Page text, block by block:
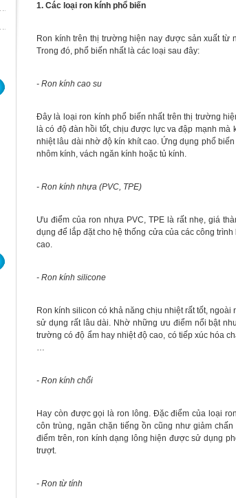
1. Các loại ron kính phổ biến
Ron kính trên thị trường hiện nay được sản xuất từ
Trong đó, phổ biến nhất là các loại sau đây:
- Ron kính cao su
Đây là loại ron kính phổ biến nhất trên thị trường
là có độ đàn hồi tốt, chịu được lực va đập mạnh
nhiệt lâu dài nhờ độ kín khít cao. Ứng dụng phổ
nhôm kính, vách ngăn kính hoặc tủ kính.
- Ron kính nhựa (PVC, TPE)
Ưu điểm của ron nhựa PVC, TPE là rất nhẹ, giá
dụng để lắp đặt cho hệ thống cửa của các công
cao.
- Ron kính silicone
Ron kính silicon có khả năng chịu nhiệt rất tốt,
sử dụng rất lâu dài. Nhờ những ưu điểm nổi bật
trường có độ ẩm hay nhiệt độ cao, có tiếp xúc hóa
…
- Ron kính chổi
Hay còn được gọi là ron lông. Đặc điểm của loại
côn trùng, ngăn chặn tiếng ồn cũng như giảm
điểm trên, ron kính dạng lông hiện được sử dụng
trượt.
- Ron từ tính